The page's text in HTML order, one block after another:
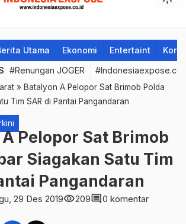
Utama Ekonomi Entertaint
#Renungan JOGER
» Batalyon A Pelopor Sat Brimob Polda
Tim SAR di Pantai Pangandaran
Pelopor Sat Brimob
Siagakan Satu Tim
Pangandaran
29 Des 2019visibility209comment0 komentar